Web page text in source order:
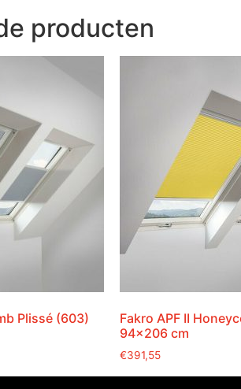
producten
Plissé (603)
Fakro APF II
94×206 cm
€391,55